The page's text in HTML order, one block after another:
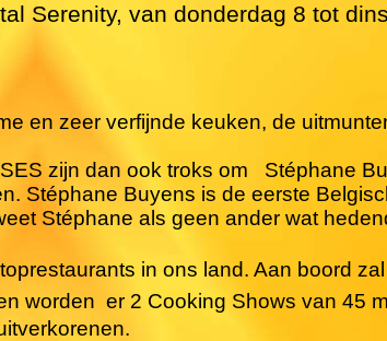
Serenity, van donderdag 8 tot
en zeer verfijnde keuken, de
zijn dan ook troks om
Stéphane
Stéphane Buyens is de eerste
Stéphane als geen ander wat
in ons land. Aan boord
worden er 2 Cooking Shows van 45